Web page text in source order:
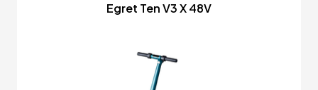
Egret Ten V3 X 48V